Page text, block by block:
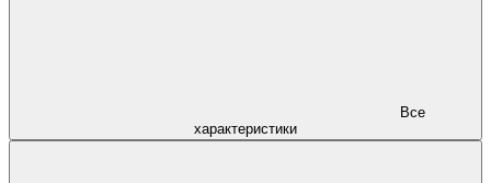
характеристики